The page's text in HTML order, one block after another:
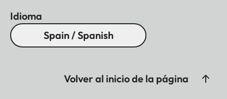
Idioma
Spain / Spanish
Volver al inicio de la página